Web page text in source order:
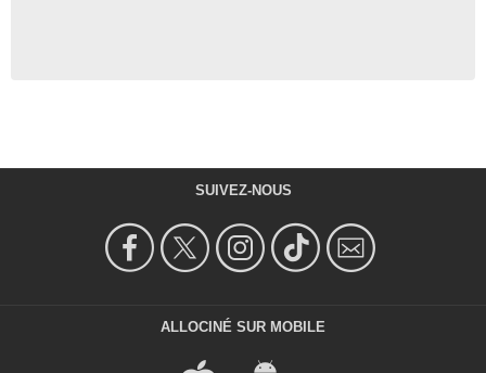
SUIVEZ-NOUS
ALLOCINÉ SUR MOBILE